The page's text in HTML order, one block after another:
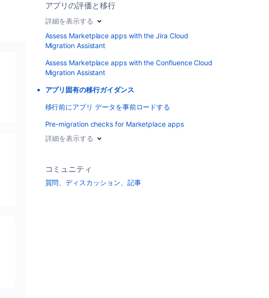
アプリの評価と移行
詳細を表示する
Assess Marketplace apps with the Jira Cloud
Migration Assistant
Assess Marketplace apps with the Confluence Cloud
Migration Assistant
アプリ固有の移行ガイダンス
移行前にアプリ データを事前ロードする
Pre-migration checks for Marketplace apps
詳細を表示する
コミュニティ
質問、ディスカッション、記事